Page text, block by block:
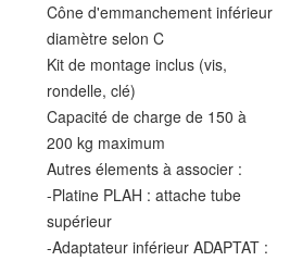
Cône d'emmanchement inférieur
diamètre selon C
Kit de montage inclus (vis,
rondelle, clé)
Capacité de charge de 150 à
200 kg maximum
Autres élements à associer :
-Platine PLAH : attache tube
supérieur
-Adaptateur inférieur ADAPTAT :